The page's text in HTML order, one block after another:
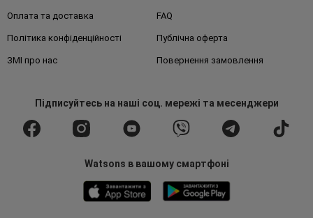
Оплата та доставка FAQ
Політика конфіденційності Публічна оферта
ЗМІ про нас Повернення замовлення
Підписуйтесьна наші соц. мережі та месенджери
Watsons в вашому смартфоні